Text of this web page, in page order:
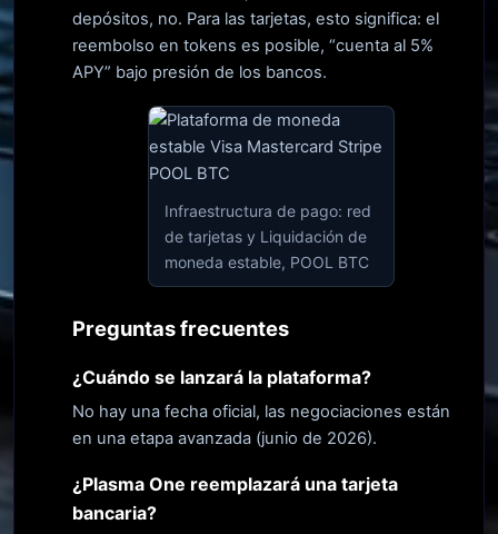
depósitos, no. Para las tarjetas, esto significa: el
reembolso en tokens es posible, “cuenta al 5%
APY” bajo presión de los bancos.
Infraestructura de pago: red
de tarjetas y Liquidación de
moneda estable, POOL BTC
Preguntas frecuentes
¿Cuándo se lanzará la plataforma?
No hay una fecha oficial, las negociaciones están
en una etapa avanzada (junio de 2026).
¿Plasma One reemplazará una tarjeta
bancaria?